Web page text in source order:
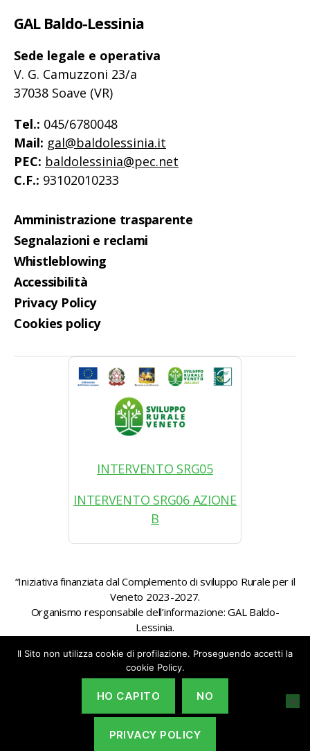
GAL Baldo-Lessinia
Sede legale e operativa
V. G. Camuzzoni 23/a
37038 Soave (VR)
Tel.: 045/6780048
Mail: gal@baldolessinia.it
PEC: baldolessinia@pec.net
C.F.: 93102010233
Amministrazione trasparente
Segnalazioni e reclami
Whistleblowing
Accessibilità
Privacy Policy
Cookies policy
INTERVENTO SRG05
INTERVENTO SRG06 AZIONE
B
“Iniziativa finanziata dal Complemento di sviluppo Rurale per il
Veneto 2023-2027.
Organismo responsabile dell’informazione: GAL Baldo-
Lessinia.
Bonifica e Irrigazione”
GAL Baldo-Lessina
Il Sito non utilizza cookie di profilazione. Proseguendo accetti la
cookie Policy.
HO CAPITO NO
PRIVACY POLICY